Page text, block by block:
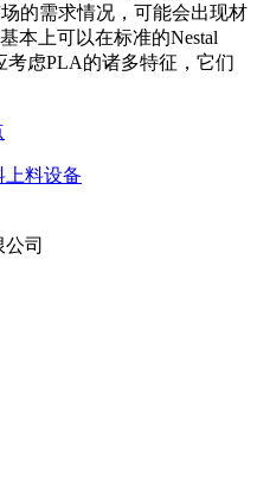
的需求情况，可能会出现材
本上可以在标准的Nestal
考虑PLA的诸多特征，它们
上料设备
司